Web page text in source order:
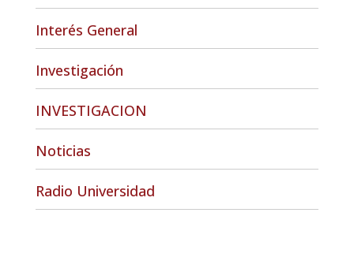
Interés General
Investigación
INVESTIGACION
Noticias
Radio Universidad